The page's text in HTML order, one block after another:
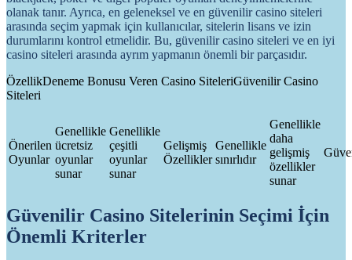
olanak tanır. Ayrıca, en geleneksel ve en güvenilir casino siteleri
arasında seçim yapmak için kullanıcılar, sitelerin lisans ve izin
durumlarını kontrol etmelidir. Bu, güvenilir casino siteleri ve en iyi
casino siteleri arasında ayrım yapmanın önemli bir parçasıdır.
ÖzellikDeneme Bonusu Veren Casino SiteleriGüvenilir Casino
Siteleri
Önerilen
Oyunlar
Genellikle
ücretsiz
oyunlar
sunar
Genellikle
çeşitli
oyunlar
sunar
Gelişmiş
Özellikler
Genellikle
sınırlıdır
Genellikle
daha
gelişmiş
özellikler
sunar
Güvenilir Casino Sitelerinin Seçimi İçin
Önemli Kriterler